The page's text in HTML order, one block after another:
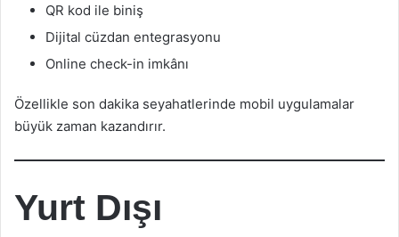
QR kod ile biniş
Dijital cüzdan entegrasyonu
Online check-in imkânı
Özellikle son dakika seyahatlerinde mobil uygulamalar
büyük zaman kazandırır.
Yurt Dışı